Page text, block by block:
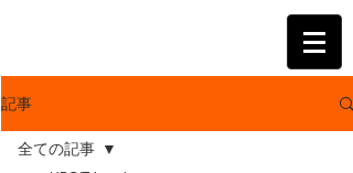
記事
全ての記事